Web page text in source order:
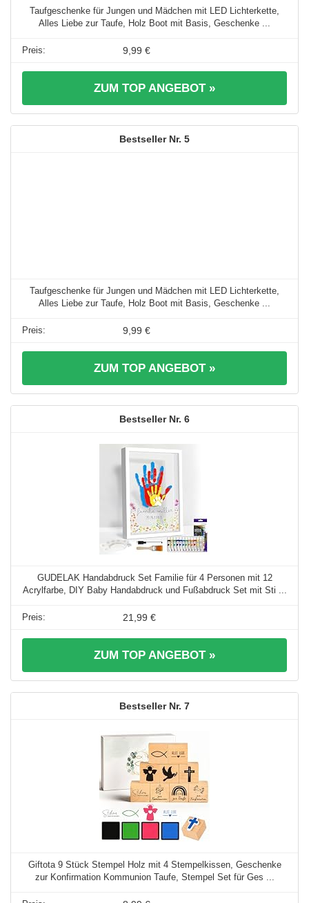
Taufgeschenke für Jungen und Mädchen mit LED Lichterkette,
Alles Liebe zur Taufe, Holz Boot mit Basis, Geschenke ...
9,99 €
ZUM TOP ANGEBOT »
5
Taufgeschenke für Jungen und Mädchen mit LED Lichterkette,
Alles Liebe zur Taufe, Holz Boot mit Basis, Geschenke ...
9,99 €
ZUM TOP ANGEBOT »
6
GUDELAK Handabdruck Set Familie für 4 Personen mit 12
Acrylfarbe, DIY Baby Handabdruck und Fußabdruck Set mit Sti ...
21,99 €
ZUM TOP ANGEBOT »
7
Giftota 9 Stück Stempel Holz mit 4 Stempelkissen, Geschenke
zur Konfirmation Kommunion Taufe, Stempel Set für Ges ...